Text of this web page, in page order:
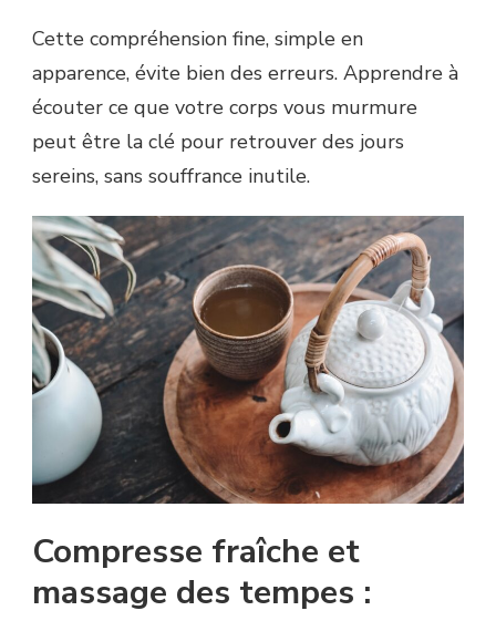
Cette compréhension fine, simple en
apparence, évite bien des erreurs. Apprendre à
écouter ce que votre corps vous murmure
peut être la clé pour retrouver des jours
sereins, sans souffrance inutile.
Compresse fraîche et
massage des tempes :